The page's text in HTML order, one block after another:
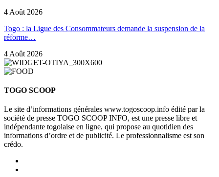
4 Août 2026
Togo : la Ligue des Consommateurs demande la suspension de la
réforme…
4 Août 2026
TOGO SCOOP
Le site d’informations générales www.togoscoop.info édité par la
société de presse TOGO SCOOP INFO, est une presse libre et
indépendante togolaise en ligne, qui propose au quotidien des
informations d’ordre et de publicité. Le professionnalisme est son
crédo.